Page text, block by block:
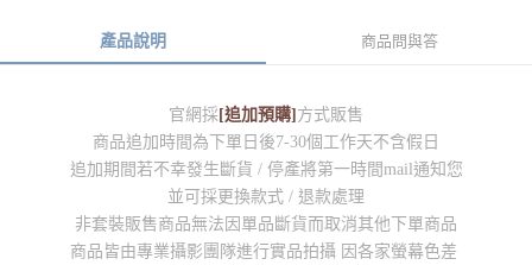
產品說明 商品問與答
官網採 [追加預購] 方式販售
商品追加時間為下單日後7-30個工作天不含假日
追加期間若不幸發生斷貨 / 停產將第一時間mail通知您
並可採更換款式 / 退款處理
非套裝販售商品無法因單品斷貨而取消其他下單商品
商品皆由專業攝影團隊進行實品拍攝 因各家螢幕色差